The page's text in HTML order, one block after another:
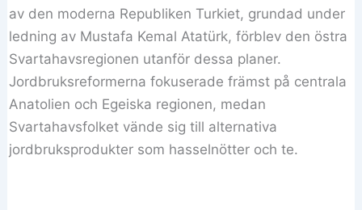
av den moderna Republiken Turkiet, grundad under
ledning av Mustafa Kemal Atatürk, förblev den östra
Svartahavsregionen utanför dessa planer.
Jordbruksreformerna fokuserade främst på centrala
Anatolien och Egeiska regionen, medan
Svartahavsfolket vände sig till alternativa
jordbruksprodukter som hasselnötter och te.